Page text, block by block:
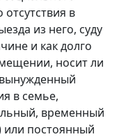
в
из него, суду
и как долго
носит ли
в семье,
временный
или постоянный